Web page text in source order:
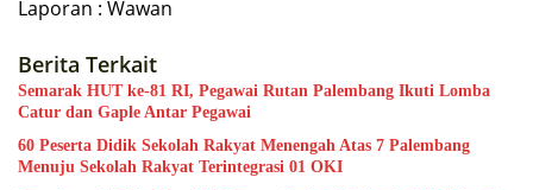
Laporan : Wawan
Berita Terkait
Semarak HUT ke-81 RI, Pegawai Rutan Palembang Ikuti Lomba
Catur dan Gaple Antar Pegawai
60 Peserta Didik Sekolah Rakyat Menengah Atas 7 Palembang
Menuju Sekolah Rakyat Terintegrasi 01 OKI